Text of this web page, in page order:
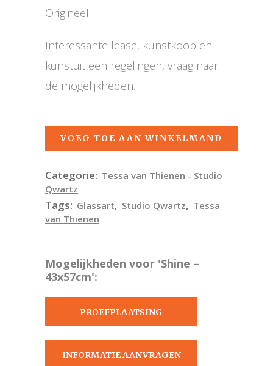
Origineel
Interessante lease, kunstkoop en
kunstuitleen regelingen, vraag naar
de mogelijkheden.
VOEG TOE AAN WINKELMAND
Categorie: Tessa van Thienen - Studio
Qwartz
Tags: Glassart, Studio Qwartz, Tessa
van Thienen
Mogelijkheden voor 'Shine –
43x57cm':
PROEFPLAATSING
INFORMATIE AANVRAGEN